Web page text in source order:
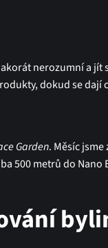
nerozumní a
dokud se dají
Garden. Měsíc
500 metrů do Nano